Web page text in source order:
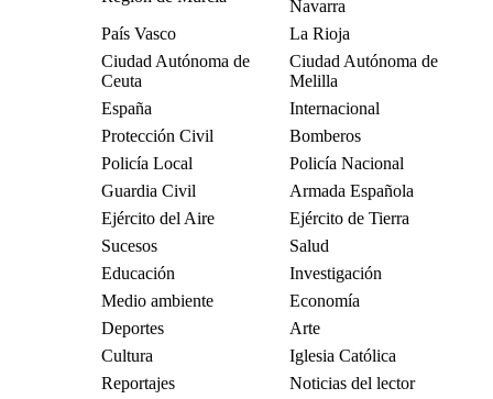
Navarra
País Vasco
La Rioja
Ciudad Autónoma de
Ceuta
Ciudad Autónoma de
Melilla
España
Internacional
Protección Civil
Bomberos
Policía Local
Policía Nacional
Guardia Civil
Armada Española
Ejército del Aire
Ejército de Tierra
Sucesos
Salud
Educación
Investigación
Medio ambiente
Economía
Deportes
Arte
Cultura
Iglesia Católica
Reportajes
Noticias del lector